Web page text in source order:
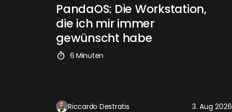
PandaOS: Die Workstation,
die ich mir immer
gewünscht habe
6 Minuten
Riccardo Destratis 3. Aug 2026